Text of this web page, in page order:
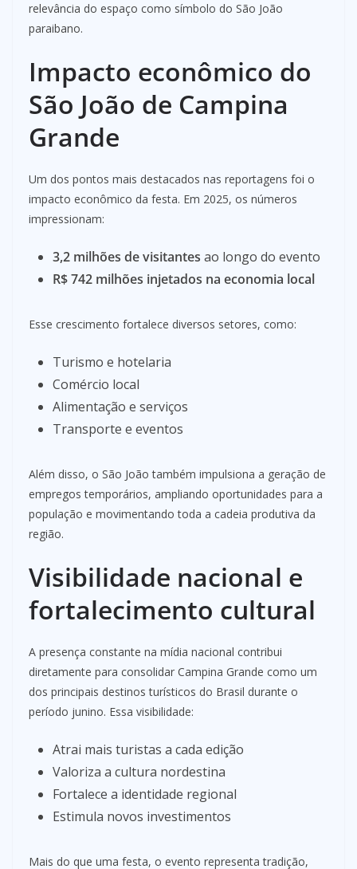
relevância do espaço como símbolo do São João
paraibano.
Impacto econômico do
São João de Campina
Grande
Um dos pontos mais destacados nas reportagens foi o
impacto econômico da festa. Em 2025, os números
impressionam:
3,2 milhões de visitantes ao longo do evento
R$ 742 milhões injetados na economia local
Esse crescimento fortalece diversos setores, como:
Turismo e hotelaria
Comércio local
Alimentação e serviços
Transporte e eventos
Além disso, o São João também impulsiona a geração de
empregos temporários, ampliando oportunidades para a
população e movimentando toda a cadeia produtiva da
região.
Visibilidade nacional e
fortalecimento cultural
A presença constante na mídia nacional contribui
diretamente para consolidar Campina Grande como um
dos principais destinos turísticos do Brasil durante o
período junino. Essa visibilidade:
Atrai mais turistas a cada edição
Valoriza a cultura nordestina
Fortalece a identidade regional
Estimula novos investimentos
Mais do que uma festa, o evento representa tradição,